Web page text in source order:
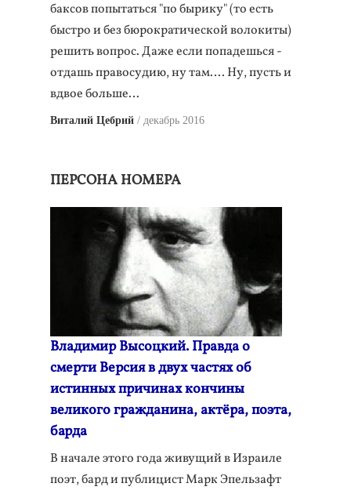
баксов попытаться "по бырику" (то есть
быстро и без бюрократической волокиты)
решить вопрос. Даже если попадешься -
отдашь правосудию, ну там…. Ну, пусть и
вдвое больше…
Виталий Цебрий декабрь 2016
ПЕРСОНА НОМЕРА
Владимир Высоцкий. Правда о
смерти Версия в двух частях об
истинных причинах кончины
великого гражданина, актёра, поэта,
барда
В начале этого года живущий в Израиле
поэт, бард и публицист Марк Эпельзафт